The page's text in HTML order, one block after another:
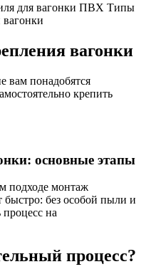
для вагонки ПВХ Типы
вагонки
вагонки
вам понадобятся
крепить
основные этапы
подходе монтаж
быстро: без особой пыли и
процесс на
процесс?